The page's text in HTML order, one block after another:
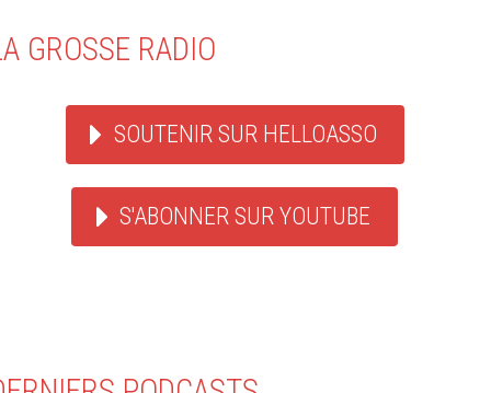
GROSSE RADIO
SOUTENIR SUR HELLOASSO
S'ABONNER SUR YOUTUBE